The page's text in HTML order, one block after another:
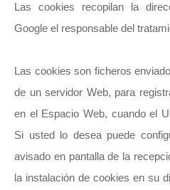
Las cookies recopilan la
Google el responsable del
Las cookies son ficheros
de un servidor Web, para
en el Espacio Web, cuando el
Si usted lo desea puede
avisado en pantalla de la
la instalación de cookies en su